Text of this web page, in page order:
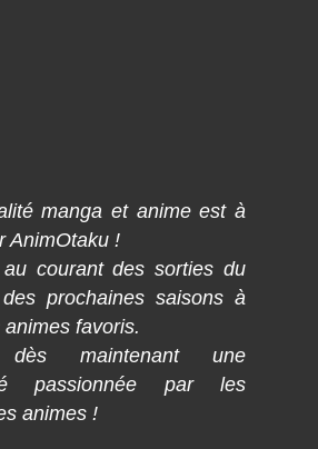
manga et anime est à
AnimOtaku !
au courant des sorties du
prochaines saisons à
favoris.
dès maintenant une
passionnée par les
animes !